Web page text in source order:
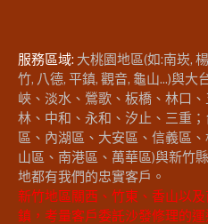
服務區域: 大桃園地區(如:南崁,
竹, 八德, 平鎮, 觀音, 龜山...)與
峽、淡水、鶯歌、板橋、林口
林、中和、永和、汐止、三重
區、內湖區、大安區、信義區
山區、南港區、萬華區)與新竹
地都有我們的忠實客戶。
新竹地區關西、竹東、香山以
鎮，考量客戶委託沙發修理的